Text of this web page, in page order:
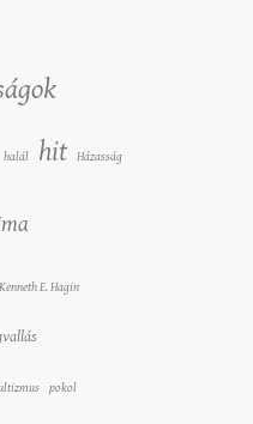
halál hit Házasság
Kenneth E. Hagin
pokol